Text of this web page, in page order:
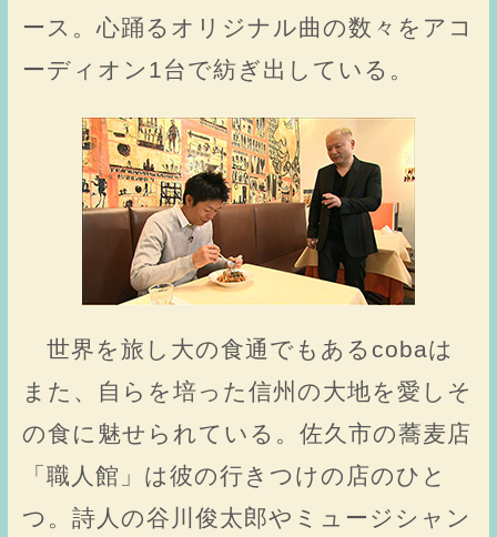
ース。心踊るオリジナル曲の数々をアコ
ーディオン1台で紡ぎ出している。
世界を旅し大の食通でもあるcobaは
また、自らを培った信州の大地を愛しそ
の食に魅せられている。佐久市の蕎麦店
「職人館」は彼の行きつけの店のひと
つ。詩人の谷川俊太郎やミュージシャン